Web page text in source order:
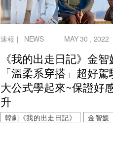
速報 ｜ NEWS MAY 30 , 2022
《我的出走日記》金智
「溫柔系穿搭」超好
大公式學起來~保證好
升
韓劇《我的出走日記》 金智媛